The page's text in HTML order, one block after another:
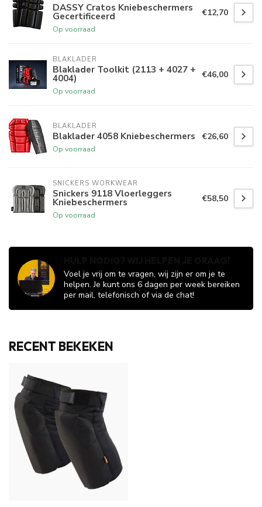
DASSY Cratos Kniebeschermers
Gecertificeerd
Op voorraad
€12,70
BLAKLADER
Blaklader Toolkit (2113 + 4027 +
4004)
Op voorraad
€46,00
BLAKLADER
Blaklader 4058 Kniebeschermers
Op voorraad
€26,60
SNICKERS WORKWEAR
Snickers 9118 Vloerleggers
Kniebeschermers
Op voorraad
€58,50
Voel je vrij om te vragen, wij zijn er om je te
helpen. Je kunt ons 6 dagen per week bereiken
per mail, telefonisch of via de chat!
RECENT BEKEKEN